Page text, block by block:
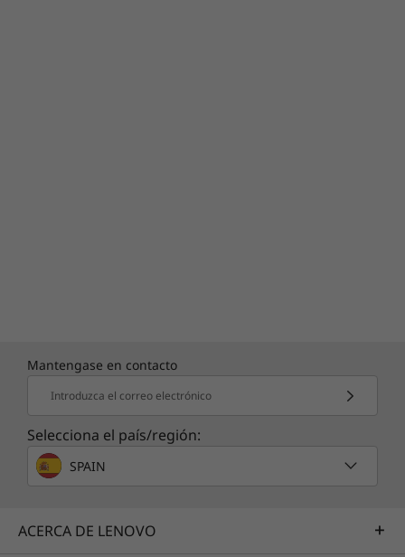
Mantengase en contacto
Introduzca el correo electrónico
Selecciona el país/región:
SPAIN
ACERCA DE LENOVO